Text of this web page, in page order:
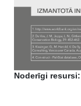
Noderīgi resursi: